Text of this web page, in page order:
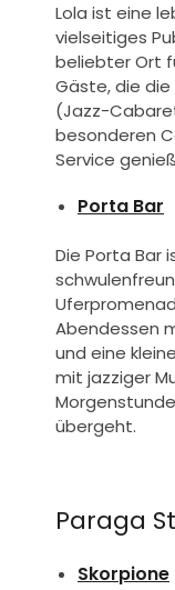
Lola ist eine
vielseitiges
beliebter Ort
Gäste, die die
(Jazz-
besonderen
Service
Porta Bar
Die Porta Bar
Abendessen
und eine
mit jazziger
übergeht.
Paraga
Skorpione